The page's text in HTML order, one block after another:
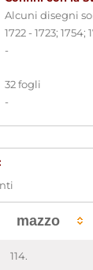
Alcuni disegni
1722 - 1723; 1754;
-
32 fogli
-
mazzo
114.